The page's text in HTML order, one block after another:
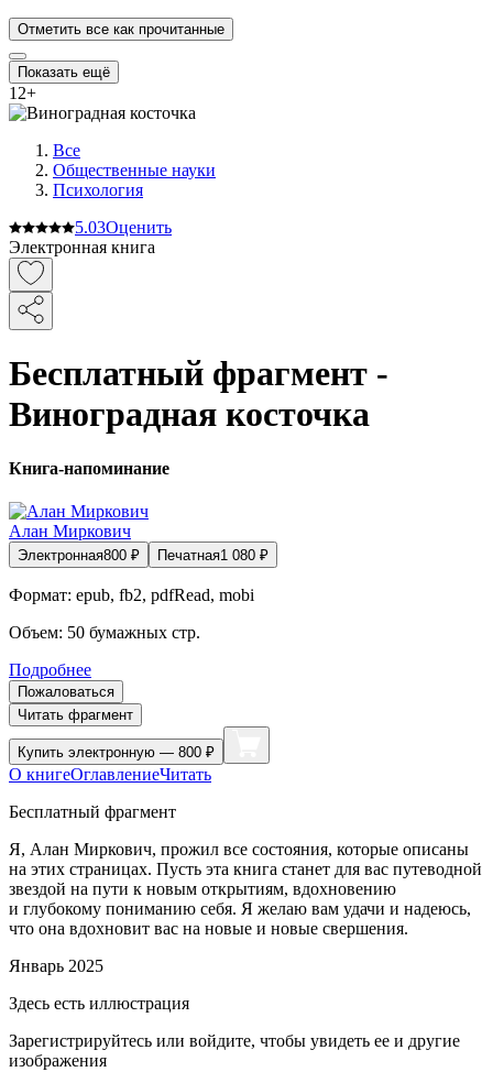
Отметить все как прочитанные
Показать ещё
12+
Все
Общественные науки
Психология
5.03Оценить
Электронная книга
Бесплатный фрагмент -
Виноградная косточка
Книга-напоминание
Алан Миркович
Электронная800 ₽ Печатная1 080 ₽
Формат: epub, fb2, pdfRead, mobi
Объем: 50 бумажных стр.
Подробнее
Пожаловаться
Читать фрагмент
Купить электронную — 800 ₽
О книгеОглавлениеЧитать
Бесплатный фрагмент
Я, Алан Миркович, прожил все состояния, которые описаны
на этих страницах. Пусть эта книга станет для вас путеводной
звездой на пути к новым открытиям, вдохновению
и глубокому пониманию себя. Я желаю вам удачи и надеюсь,
что она вдохновит вас на новые и новые свершения.
Январь 2025
Здесь есть иллюстрация
Зарегистрируйтесь или войдите, чтобы увидеть ее и другие
изображения